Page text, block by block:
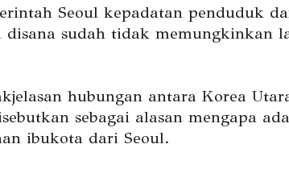
Seoul kepadatan penduduk
disana sudah tidak memungkinkan
hubungan antara Korea
sebagai alasan mengapa
ibukota dari Seoul.